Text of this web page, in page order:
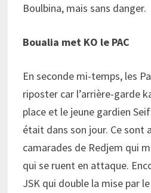
Boulbina, mais sans danger.
Boualia met KO le PAC
En seconde mi-temps, les
riposter car l’arrière-garde
place et le jeune gardien
était dans son jour. Ce sont
camarades de Redjem qui
qui se ruent en attaque.
JSK qui double la mise par